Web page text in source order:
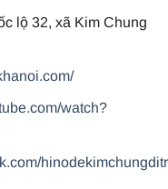
lộ 32, xã Kim Chung
watch?